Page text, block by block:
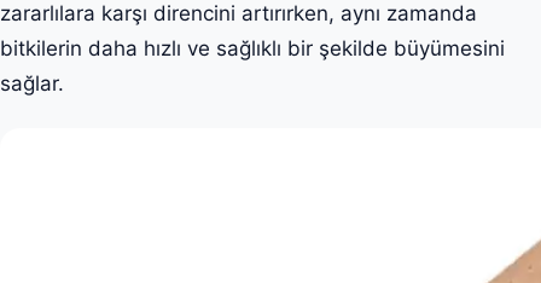
zararlılara karşı direncini artırırken, aynı zamanda
bitkilerin daha hızlı ve sağlıklı bir şekilde büyümesini
sağlar.